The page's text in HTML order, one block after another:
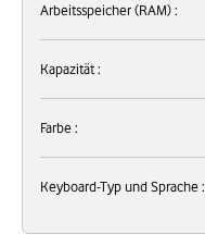
Arbeitsspeicher (RAM) :
Kapazität :
Farbe :
Keyboard-Typ und Sprache :